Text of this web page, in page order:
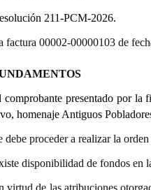
211-PCM-2026.
factura 00002-00000103 de
comprobante presentado por la
homenaje Antiguos
debe proceder a realizar la
disponibilidad de fondos en
virtud de las atribuciones